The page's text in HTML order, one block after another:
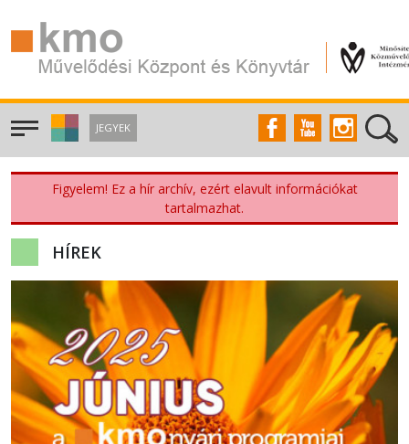
JEGYEK
Figyelem! Ez a hír archív, ezért elavult információkat
tartalmazhat.
HÍREK